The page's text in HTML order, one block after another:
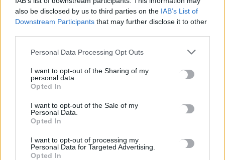
also be disclosed by us to third parties on the IAB’s List of
Downstream Participants that may further disclose it to other
Personal Data Processing Opt Outs
I want to opt-out of the Sharing of my
personal data.
Opted In
I want to opt-out of the Sale of my
Personal Data.
Opted In
I want to opt-out of processing my
Personal Data for Targeted Advertising.
Opted In
Στις 19 Αυγούστου η γενική συνέλευση του συλλόγου
κρεοπωλών Χανίων
Πανεπιστήμιο Κρήτης για το ακαδημαϊκό έτος 2026-2027
8 Αυγούστου, 2026
Άνοια: Ποια είναι τα επαγγέλματα που προστατεύουν τον
εγκέφαλο